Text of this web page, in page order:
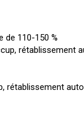
de 110-150 %
rétablissement
rétablissement